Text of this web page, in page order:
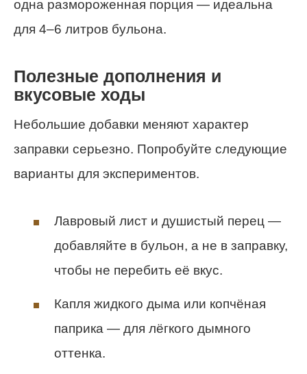
одна размороженная порция — идеальна
для 4–6 литров бульона.
Полезные дополнения и
вкусовые ходы
Небольшие добавки меняют характер
заправки серьезно. Попробуйте следующие
варианты для экспериментов.
Лавровый лист и душистый перец —
добавляйте в бульон, а не в заправку,
чтобы не перебить её вкус.
Капля жидкого дыма или копчёная
паприка — для лёгкого дымного
оттенка.